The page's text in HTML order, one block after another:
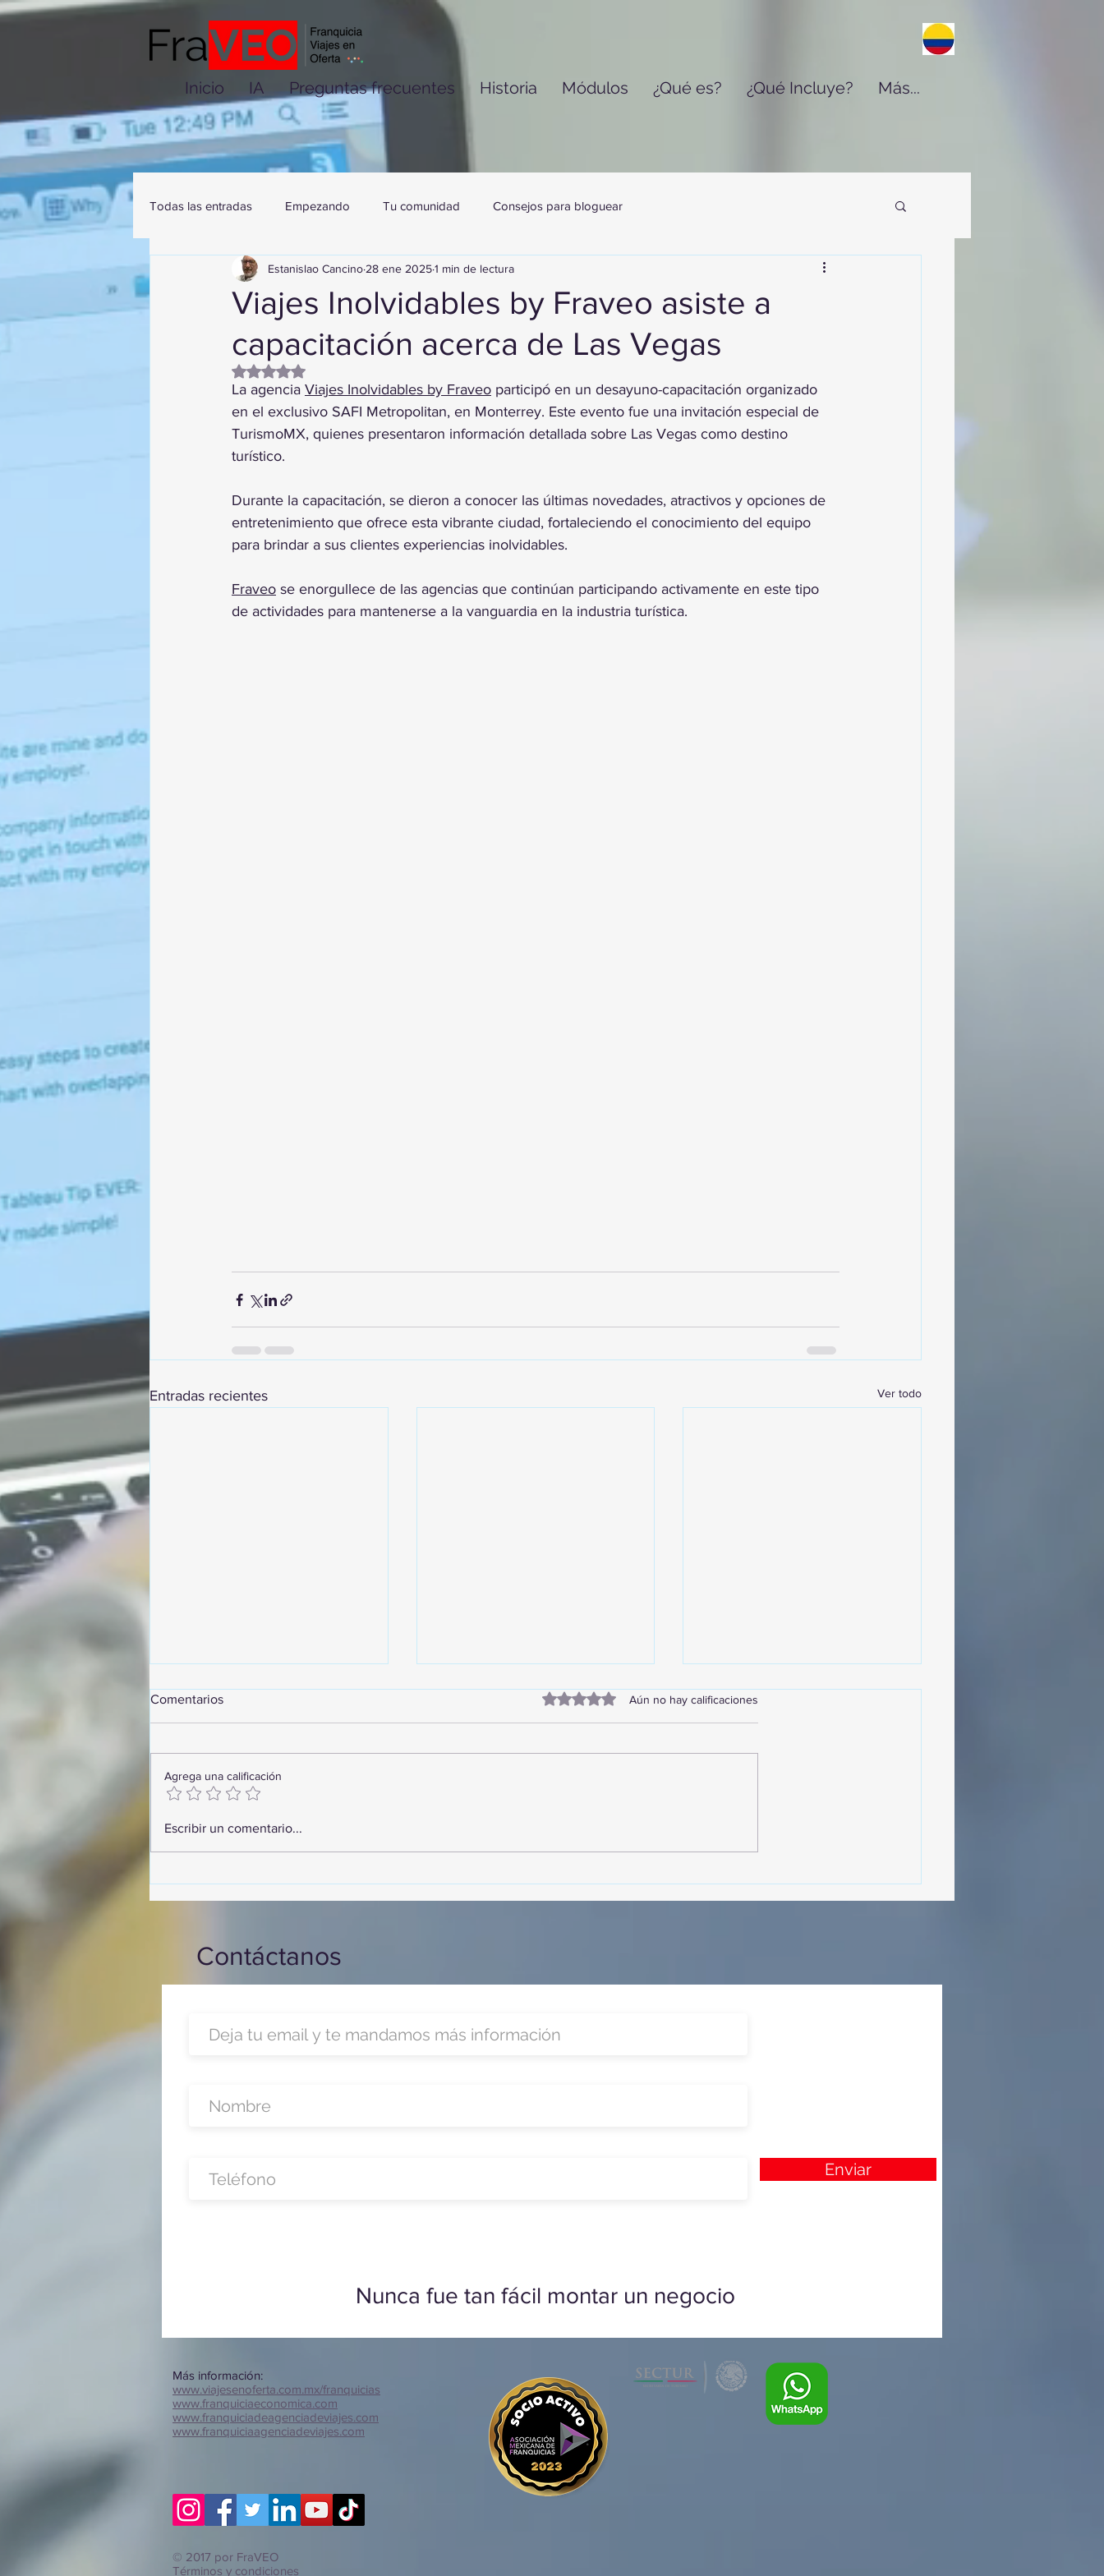
Inicio IA Preguntas frecuentes Historia Módulos ¿Qué es? ¿Qué Incluye? Más...
Todas las entradas Empezando Tu comunidad Consejos para bloguear
Viajes Inolvidables by Fraveo asiste a
capacitación acerca de Las Vegas
Estanislao Cancino 28 ene 20251 min de lectura
Obtuvo NaN de 5 estrellas.
La agencia Viajes Inolvidables by Fraveo participó en un desayuno-capacitación organizado
en el exclusivo SAFI Metropolitan, en Monterrey. Este evento fue una invitación especial de
TurismoMX, quienes presentaron información detallada sobre Las Vegas como destino
turístico.
Durante la capacitación, se dieron a conocer las últimas novedades, atractivos y opciones de
entretenimiento que ofrece esta vibrante ciudad, fortaleciendo el conocimiento del equipo
para brindar a sus clientes experiencias inolvidables.
Fraveo se enorgullece de las agencias que continúan participando activamente en este tipo
de actividades para mantenerse a la vanguardia en la industria turística.
Entradas recientes Ver todo
¡Arte, Vino y las Mejores
Acapulco!
Comentarios Obtuvo 0 de 5 estrellas.
Aún no hay calificaciones
Agrega una calificación
Escribir un comentario...
Contáctanos
Enviar
Nunca fue tan fácil montar un negocio
Más información:
www.viajesenoferta.com.mx/franquicias
www.franquiciaeconomica.com
www.franquiciadeagenciadeviajes.com
www.franquiciaagenciadeviajes.com
© 2017 por FraVEO
Términos y condiciones